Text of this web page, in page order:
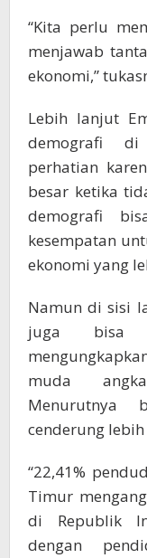
“Kita perlu
menjawab
ekonomi,”
Lebih lanjut
demografi
perhatian
besar ketika
demografi
kesempatan
ekonomi yang
Namun di sisi
juga bisa
muda
Menurutnya
cenderung
“22,41%
Timur
di Republik
dengan